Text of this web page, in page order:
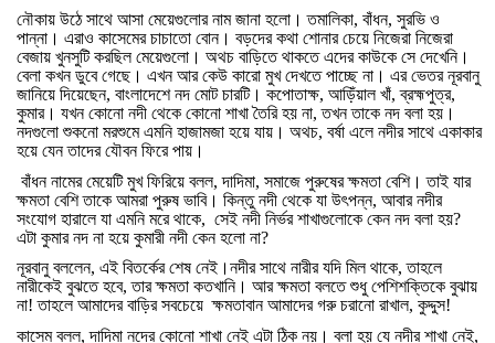
নৌকায় উঠে সাথে আসা মেয়েগুলোর নাম জানা হলো। তমালিকা, বাঁধন, সুরভি ও
পান্না। এরাও কাসেমের চাচাতো বোন। বড়দের কথা শোনার চেয়ে নিজেরা নিজেরা
বেজায় খুনসুটি করছিল মেয়েগুলো। অথচ বাড়িতে থাকতে এদের কাউকে সে দেখেনি।
বেলা কখন ডুবে গেছে। এখন আর কেউ কারো মুখ দেখতে পাচ্ছে না। এর ভেতর নূরবানু
জানিয়ে দিয়েছেন, বাংলাদেশে নদ মোট চারটি। কপোতাক্ষ, আড়িঁয়াল খাঁ,ব্রহ্মপুত্র,
কুমার। যখন কোনো নদী থেকে কোনো শাখা তৈরি হয় না,তখন তাকে নদ বলা হয়।
নদগুলো শুকনো মরশুমে এমনি হাজামজা হয়ে যায়। অথচ, বর্ষা এলে নদীর সাথে একাকার
হয়ে যেন তাদের যৌবন ফিরে পায়।
বাঁধন নামের মেয়েটি মুখ ফিরিয়ে বলল,দাদিমা, সমাজে পুরুষের ক্ষমতা বেশি। তাই যার
ক্ষমতা বেশি তাকে আমরা পুরুষ ভাবি। কিন্তু নদী থেকে যা উৎপন্ন, আবার নদীর
সংযোগ হারালে যা এমনি মরে থাকে, সেই নদী নির্ভর শাখাগুলোকে কেন নদ বলা হয়?
এটা কুমার নদ না হয়ে কুমারী নদী কেন হলো না?
নূরবানু বললেন, এই বিতর্কের শেষ নেই।নদীর সাথে নারীর যদি মিল থাকে,তাহলে
নারীকেই বুঝতে হবে,তার ক্ষমতা কতখানি। আর ক্ষমতা বলতে শুধু পেশিশক্তিকে বুঝায়
না!তাহলে আমাদের বাড়ির সবচেয়ে ক্ষমতাবান আমাদের গরু চরানো রাখাল, কুদ্দুস!
কাসেম বলল,দাদিমা নদের কোনো শাখা নেই এটা ঠিক নয়। বলা হয় যে নদীর শাখা নেই,